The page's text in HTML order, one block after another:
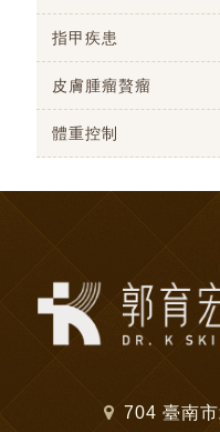
指甲疾患
皮膚腫瘤贅瘤
體重控制
704 臺南